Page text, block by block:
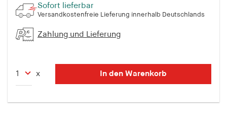
Sofort lieferbar
Versandkostenfreie Lieferung innerhalb Deutschlands
Zahlung und Lieferung
x In den Warenkorb